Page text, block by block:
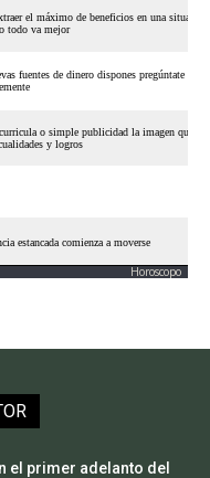
Horoscopo
el primer adelanto del